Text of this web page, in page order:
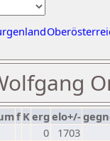
f Kerg elo+/-
0
1703